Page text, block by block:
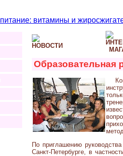
Образовательная
По приглашению
Санкт-Петербурге, в